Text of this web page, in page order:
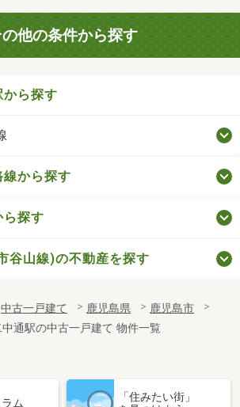
他の条件から探す
ら探す
から探す
ら探す
谷山線)の不動産を探す
中古一戸建て 鹿児島県
鹿児島市
中通駅の中古一戸建て 物件一覧
ム
「住みたい街」